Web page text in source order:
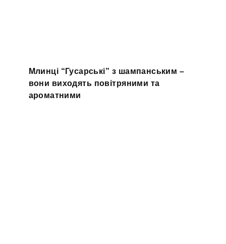
Млинці “Гусарські” з шампанським –
вони виходять повітряними та
ароматними